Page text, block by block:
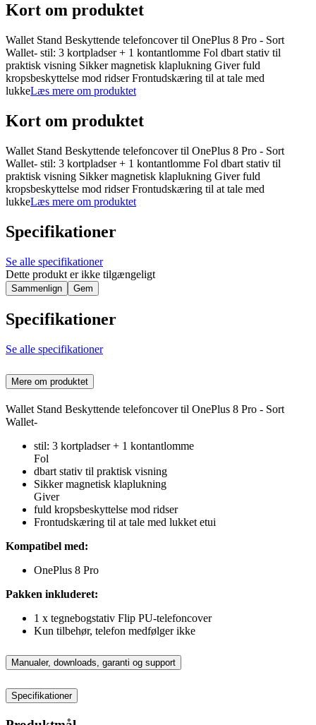
Kort om produktet
Wallet Stand Beskyttende telefoncover til OnePlus 8 Pro - Sort
Wallet- stil: 3 kortpladser + 1 kontantlomme Fol dbart stativ til
praktisk visning Sikker magnetisk klaplukning Giver fuld
kropsbeskyttelse mod ridser Frontudskæring til at tale med
lukkeLæs mere om produktet
Kort om produktet
Wallet Stand Beskyttende telefoncover til OnePlus 8 Pro - Sort
Wallet- stil: 3 kortpladser + 1 kontantlomme Fol dbart stativ til
praktisk visning Sikker magnetisk klaplukning Giver fuld
kropsbeskyttelse mod ridser Frontudskæring til at tale med
lukkeLæs mere om produktet
Specifikationer
Se alle specifikationer
Dette produkt er ikke tilgængeligt
Sammenlign Gem
Specifikationer
Se alle specifikationer
Mere om produktet
Wallet Stand Beskyttende telefoncover til OnePlus 8 Pro - Sort
Wallet-
stil: 3 kortpladser + 1 kontantlomme
Fol
dbart stativ til praktisk visning
Sikker magnetisk klaplukning
Giver
fuld kropsbeskyttelse mod ridser
Frontudskæring til at tale med lukket etui
Kompatibel med:
OnePlus 8 Pro
Pakken inkluderet:
1 x tegnebogstativ Flip PU-telefoncover
Kun tilbehør, telefon medfølger ikke
Manualer, downloads, garanti og support
Specifikationer